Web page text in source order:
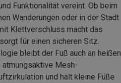
Funktionalität vereint. Ob beim
Wanderungen oder in der Stadt
Klettverschluss macht das
für einen sicheren Sitz.
bleibt der Fuß auch an heißen
atmungsaktive Mesh-
und hält kleine Füße